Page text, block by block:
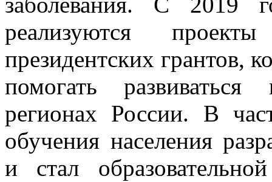
реализуются
президентских грантов,
помогать
регионах России. В
обучения населения
и стал